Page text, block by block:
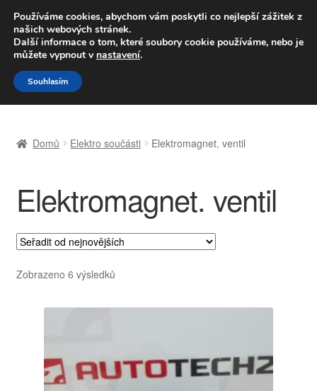
DOPRAVA od 139,-Kč
Volejte po-pá 9-16 704 494 494
Přeskočit
na
navigaci
Přejít
k
obsahu
Celosvětová doprava
Doprava
Kontakt
Košík
Můj účet
Obchodní podmínky
Domů Elektro součásti Elektromagnet. ventil
Elektromagnet. ventil
Zobrazeno 6 výsledkůSeřazeno
nejnovějších
Používáme cookies, abychom vám poskytli co nejlepší zážitek z
našich webových stránek.
Další informace o tom, které soubory cookie používáme, nebo je
můžete vypnout v nastavení.
Souhlasím